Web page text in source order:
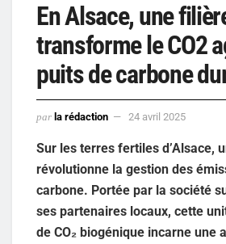
En Alsace, une
transforme le CO2
puits de carbone
par la rédaction 24 avril 2025
Sur les terres fertiles d’Alsace,
révolutionne la gestion des
carbone. Portée par la société
ses partenaires locaux, cette
de CO₂ biogénique incarne une